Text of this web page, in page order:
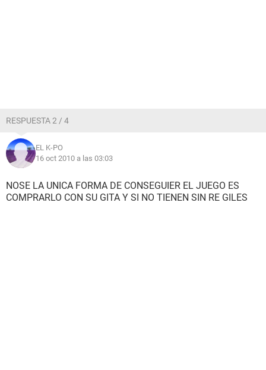
RESPUESTA 2 / 4
EL K-PO
16 oct 2010 a las 03:03
NOSE LA UNICA FORMA DE CONSEGUIER EL JUEGO ES
COMPRARLO CON SU GITA Y SI NO TIENEN SIN RE GILES